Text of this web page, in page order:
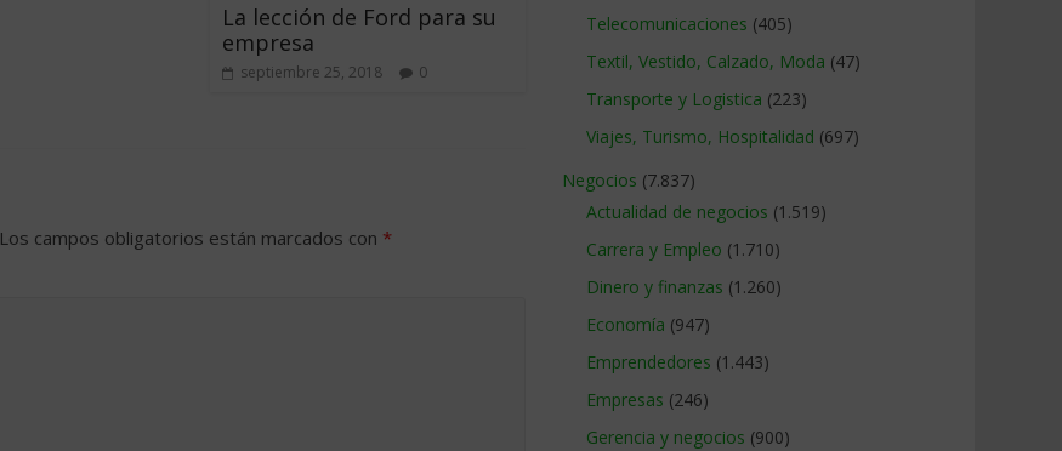
La lección de Ford para su
empresa
septiembre 25, 2018 0
Los campos obligatorios están marcados con *
Telecomunicaciones (405)
Textil, Vestido, Calzado, Moda (47)
Transporte y Logistica (223)
Viajes, Turismo, Hospitalidad (697)
Negocios (7.837)
Actualidad de negocios (1.519)
Carrera y Empleo (1.710)
Dinero y finanzas (1.260)
Economía (947)
Emprendedores (1.443)
Empresas (246)
Gerencia y negocios (900)